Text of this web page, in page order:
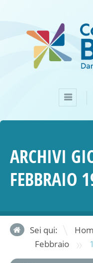
ARCHIVI
FEBBRAIO
Sei qui:
Febbraio »